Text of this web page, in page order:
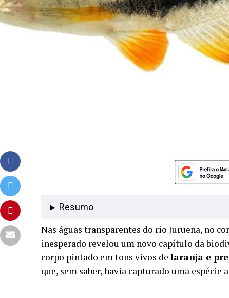
Resumo
Nas águas transparentes do rio Juruena, no
inesperado revelou um novo capítulo da
corpo pintado em tons vivos de laranja e
que, sem saber, havia capturado uma espécie